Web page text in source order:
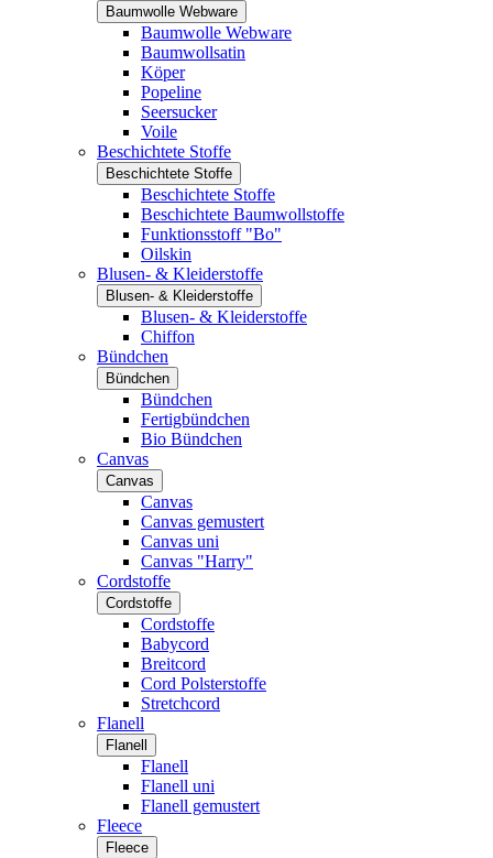
Baumwolle Webware
Baumwolle Webware
Baumwollsatin
Köper
Popeline
Seersucker
Voile
Beschichtete Stoffe
Beschichtete Stoffe
Beschichtete Stoffe
Beschichtete Baumwollstoffe
Funktionsstoff "Bo"
Oilskin
Blusen- & Kleiderstoffe
Blusen- & Kleiderstoffe
Blusen- & Kleiderstoffe
Chiffon
Bündchen
Bündchen
Bündchen
Fertigbündchen
Bio Bündchen
Canvas
Canvas
Canvas
Canvas gemustert
Canvas uni
Canvas "Harry"
Cordstoffe
Cordstoffe
Cordstoffe
Babycord
Breitcord
Cord Polsterstoffe
Stretchcord
Flanell
Flanell
Flanell
Flanell uni
Flanell gemustert
Fleece
Fleece